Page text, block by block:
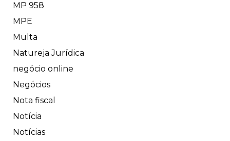
MP 958
MPE
Multa
Natureja Jurídica
negócio online
Negócios
Nota fiscal
Notícia
Notícias